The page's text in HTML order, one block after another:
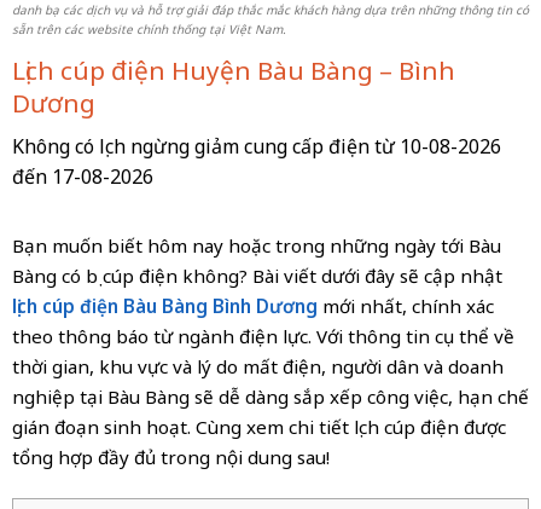
danh bạ các dịch vụ và hỗ trợ giải đáp thắc mắc khách hàng dựa trên những thông tin có
sẵn trên các website chính thống tại Việt Nam.
Lịch cúp điện Huyện Bàu Bàng – Bình
Dương
Không có lịch ngừng giảm cung cấp điện từ 10-08-2026
đến 17-08-2026
Bạn muốn biết hôm nay hoặc trong những ngày tới Bàu
Bàng có bị cúp điện không? Bài viết dưới đây sẽ cập nhật
lịch cúp điện Bàu Bàng Bình Dương mới nhất, chính xác
theo thông báo từ ngành điện lực. Với thông tin cụ thể về
thời gian, khu vực và lý do mất điện, người dân và doanh
nghiệp tại Bàu Bàng sẽ dễ dàng sắp xếp công việc, hạn chế
gián đoạn sinh hoạt. Cùng xem chi tiết lịch cúp điện được
tổng hợp đầy đủ trong nội dung sau!